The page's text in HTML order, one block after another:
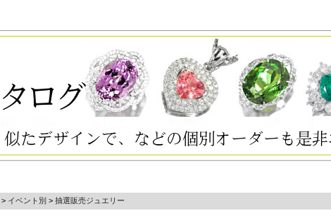
> イベント別 > 抽選販売ジュエリー